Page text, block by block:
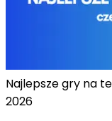
Najlepsze gry na
2026